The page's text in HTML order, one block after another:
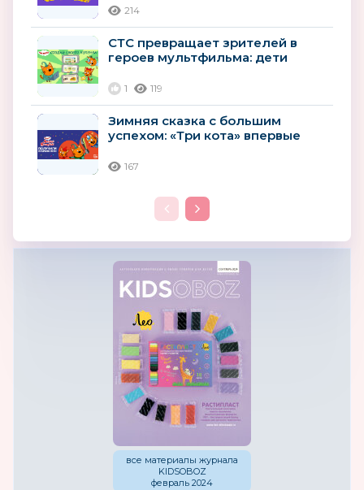
появилась новая...
214
СТС превращает зрителей в
героев мультфильма: дети
в новых...
1 119
Зимняя сказка с большим
успехом: «Три кота» впервые
167
все материалы журнала
KIDSOBOZ
февраль 2024